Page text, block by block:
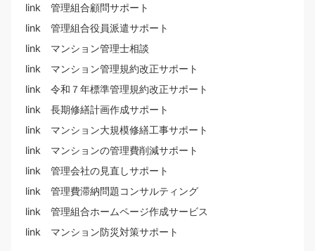
link 管理組合顧問サポート
link 管理組合役員派遣サポート
link マンション管理士相談
link マンション管理規約改正サポート
link 令和７年標準管理規約改正サポート
link 長期修繕計画作成サポート
link マンション大規模修繕工事サポート
link マンションの管理費削減サポート
link 管理会社の見直しサポート
link 管理費滞納問題コンサルティング
link 管理組合ホームページ作成サービス
link マンション防災対策サポート